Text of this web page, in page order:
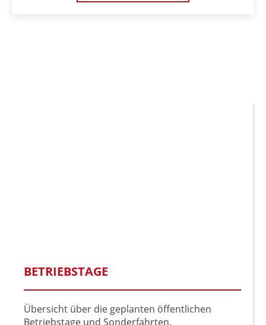
BETRIEBSTAGE
Übersicht über die geplanten öffentlichen
Betriebstage und Sonderfahrten.